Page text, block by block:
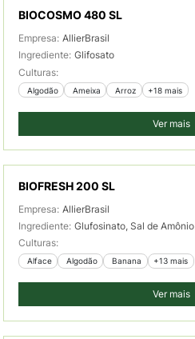
BIOCOSMO 480 SL
Empresa: AllierBrasil
Ingrediente: Glifosato
Culturas:
Algodão Ameixa Arroz +18 mais
Ver mais
BIOFRESH 200 SL
Empresa: AllierBrasil
Ingrediente: Glufosinato, Sal de Amônio
Culturas:
Alface Algodão Banana +13 mais
Ver mais